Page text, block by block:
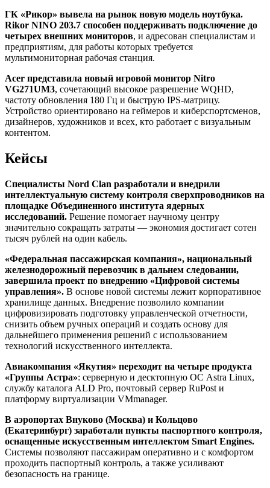
ГК «Рикор» вывела на рынок новую модель ноутбука.
Rikor NINO 203.7 способен поддерживать подключение до
четырех внешних мониторов, и адресован специалистам и
предприятиям, для работы которых требуется
мультимониторная рабочая станция.
Acer представила новый игровой монитор Nitro
VG271UM3, сочетающий высокое разрешение WQHD,
частоту обновления 180 Гц и быструю IPS-матрицу.
Устройство ориентировано на геймеров и киберспортсменов,
дизайнеров, художников и всех, кто работает с визуальным
контентом.
Кейсы
Специалисты Nord Clan разработали и внедрили
интеллектуальную систему контроля сверхпроводников на
площадке Объединенного института ядерных
исследований. Решение помогает научному центру
значительно сокращать затраты — экономия достигает сотен
тысяч рублей на один кабель.
«Федеральная пассажирская компания», национальный
железнодорожный перевозчик в дальнем следовании,
завершила проект по внедрению «Цифровой системы
управления». В основе новой системы лежит корпоративное
хранилище данных. Внедрение позволило компании
цифровизировать подготовку управленческой отчетности,
снизить объем ручных операций и создать основу для
дальнейшего применения решений с использованием
технологий искусственного интеллекта.
Авиакомпания «Якутия» переходит на четыре продукта
«Группы Астра»: серверную и десктопную ОС Astra Linux,
службу каталога ALD Pro, почтовый сервер RuPost и
платформу виртуализации VMmanager.
В аэропортах Внуково (Москва) и Кольцово
(Екатеринбург) заработали пункты паспортного контроля,
оснащенные искусственным интеллектом Smart Engines.
Системы позволяют пассажирам оперативно и с комфортом
проходить паспортный контроль, а также усиливают
безопасность на границе.